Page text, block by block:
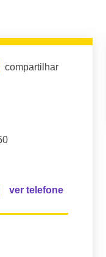
compartilhar
ver telefone